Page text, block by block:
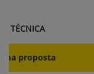
TÉCNICA
proposta